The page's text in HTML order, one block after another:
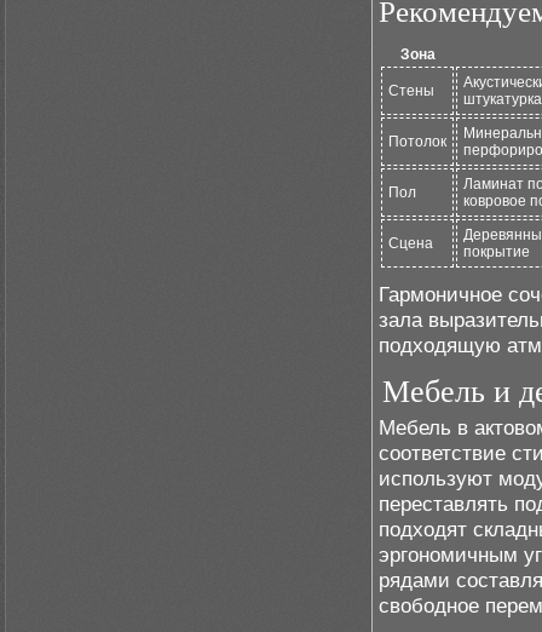
Зона
Стены
штукатурка
Потолок
Пол
Ламинат
ковровое
Сцена
покрытие
Гармоничное
зала
подходящую
Мебель и
Мебель в
соответствие
используют
переставлять
подходят
эргономичным
рядами
свободное